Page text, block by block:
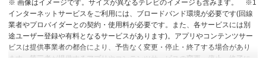
※ 画像はイメージです。サイズが異なるテレビのイメージも含みます。
※1
インターネットサービスをご利用には、ブロードバンド環境が必要です(回線
業者やプロバイダーとの契約・使用料が必要です。また、各サービスには別
途ユーザー登録や有料となるサービスがあります)。アプリやコンテンツサー
ビスは提供事業者の都合により、予告なく変更・停止・終了する場合があり
ます。第三者が提供するアプリやコンテンツサービスの変更・停止・終了に